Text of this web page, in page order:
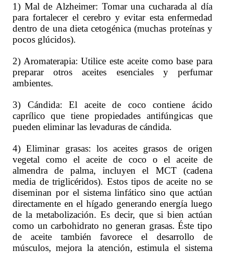
1) Mal de Alzheimer: Tomar una cucharada al día
para fortalecer el cerebro y evitar esta enfermedad
dentro de una dieta cetogénica (muchas proteínas y
pocos glúcidos).
2) Aromaterapia: Utilice este aceite como base para
preparar otros aceites esenciales y perfumar
ambientes.
3) Cándida: El aceite de coco contiene ácido
caprílico que tiene propiedades antifúngicas que
pueden eliminar las levaduras de cándida.
4) Eliminar grasas: los aceites grasos de origen
vegetal como el aceite de coco o el aceite de
almendra de palma, incluyen el MCT (cadena
media de triglicéridos). Estos tipos de aceite no se
diseminan por el sistema linfático sino que actúan
directamente en el hígado generando energía luego
de la metabolización. Es decir, que si bien actúan
como un carbohidrato no generan grasas. Éste tipo
de aceite también favorece el desarrollo de
músculos, mejora la atención, estimula el sistema